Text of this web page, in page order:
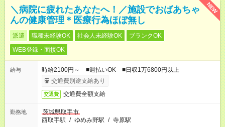
NEW
＼病院に疲れたあなたへ！／施設でおばあちゃ
んの健康管理＊医療行為ほぼ無し
派遣 職種未経験OK 社会人未経験OK
ブランクOK
WEB登録・面接OK
給与
時給2100円～ ■週払いOK ■日収1万6800円以上
交通費別途支給あり
交通費 交通費全額支給
勤務地
茨城県取手市
西取手駅 / ゆめみ野駅 / 寺原駅